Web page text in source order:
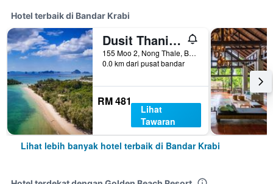
Hotel terbaik di Bandar Krabi
Dusit Thani Krabi Beach Resort
155 Moo 2, Nong Thale, Bandar Krabi, Thailand
0.0 km dari pusat bandar
RM 481
Lihat
Tawaran
Lihat lebih banyak hotel terbaik di Bandar Krabi